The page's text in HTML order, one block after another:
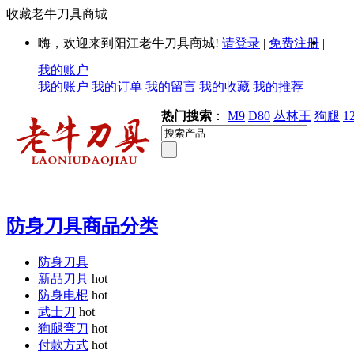
收藏老牛刀具商城
嗨，欢迎来到阳江老牛刀具商城! 请登录 | 免费注册 ||
我的账户
我的账户 我的订单 我的留言 我的收藏 我的推荐
热门搜索 ： M9 D80 丛林王 狗腿
防身刀具商品分类
防身刀具
新品刀具 hot
防身电棍 hot
武士刀 hot
狗腿弯刀 hot
付款方式 hot